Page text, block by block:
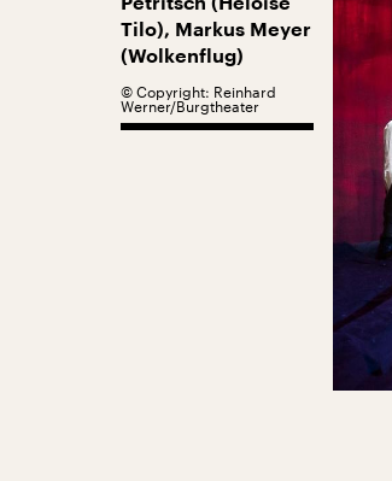
Tilo), Markus Meyer
(Wolkenflug)
© Copyright: Reinhard
Werner/Burgtheater